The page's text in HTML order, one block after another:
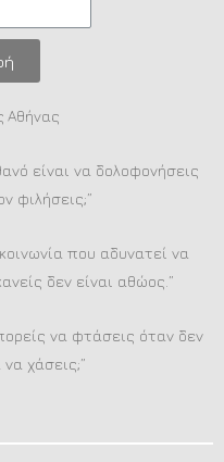
Αθήνας
είναι να δολοφονήσεις
φιλήσεις;”
που αδυνατεί να
δεν είναι αθώος.”
να φτάσεις όταν δεν
χάσεις;”